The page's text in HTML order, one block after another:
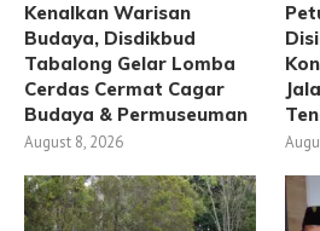
Kenalkan Warisan
Budaya, Disdikbud
Tabalong Gelar Lomba
Cerdas Cermat Cagar
Budaya & Permuseuman
August 8, 2026